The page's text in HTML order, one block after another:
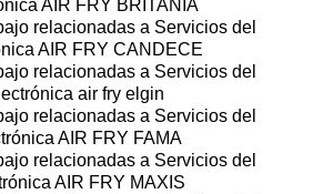
AIR FRY BRITANIA
relacionadas a Servicios del
AIR FRY CANDECE
relacionadas a Servicios del
air fry elgin
relacionadas a Servicios del
AIR FRY FAMA
relacionadas a Servicios del
AIR FRY MAXIS